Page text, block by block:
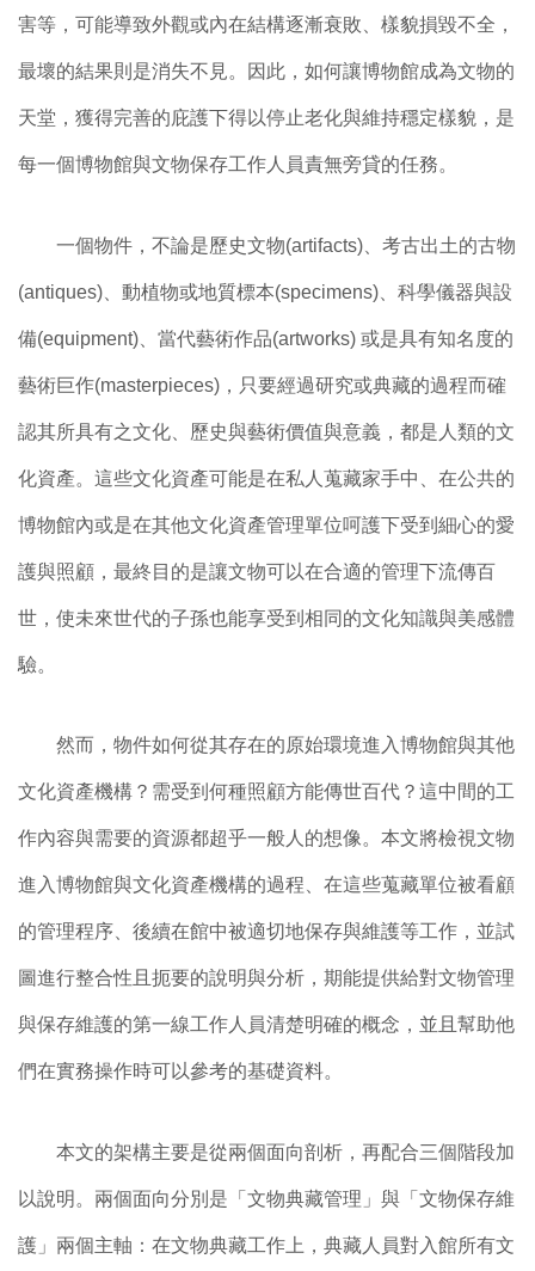
害等，可能導致外觀或內在結構逐漸衰敗、樣貌損毀不全，
最壞的結果則是消失不見。因此，如何讓博物館成為文物的
天堂，獲得完善的庇護下得以停止老化與維持穩定樣貌，是
每一個博物館與文物保存工作人員責無旁貸的任務。
一個物件，不論是歷史文物(artifacts)、考古出土的古物
(antiques)、動植物或地質標本(specimens)、科學儀器與設
備(equipment)、當代藝術作品(artworks) 或是具有知名度的
藝術巨作(masterpieces)，只要經過研究或典藏的過程而確
認其所具有之文化、歷史與藝術價值與意義，都是人類的文
化資產。這些文化資產可能是在私人蒐藏家手中、在公共的
博物館內或是在其他文化資產管理單位呵護下受到細心的愛
護與照顧，最終目的是讓文物可以在合適的管理下流傳百
世，使未來世代的子孫也能享受到相同的文化知識與美感體
驗。
然而，物件如何從其存在的原始環境進入博物館與其他
文化資產機構？需受到何種照顧方能傳世百代？這中間的工
作內容與需要的資源都超乎一般人的想像。本文將檢視文物
進入博物館與文化資產機構的過程、在這些蒐藏單位被看顧
的管理程序、後續在館中被適切地保存與維護等工作，並試
圖進行整合性且扼要的說明與分析，期能提供給對文物管理
與保存維護的第一線工作人員清楚明確的概念，並且幫助他
們在實務操作時可以參考的基礎資料。
本文的架構主要是從兩個面向剖析，再配合三個階段加
以說明。兩個面向分別是「文物典藏管理」與「文物保存維
護」兩個主軸：在文物典藏工作上，典藏人員對入館所有文